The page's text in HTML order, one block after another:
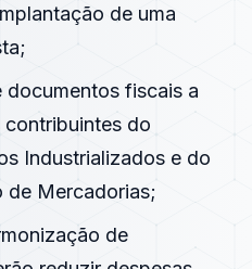
de uma
fiscais a
do
Industrializados e do
de Mercadorias;
de